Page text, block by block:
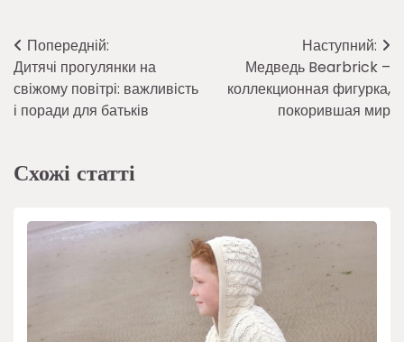
Навігація
записів
Попередній:
Дитячі прогулянки на
свіжому повітрі: важливість
і поради для батьків
Наступний:
Медведь Bearbrick –
коллекционная фигурка,
покорившая мир
Схожі статті